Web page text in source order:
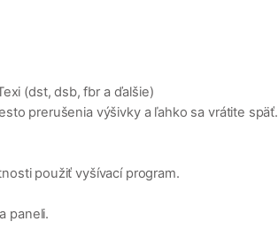
(dst, dsb, fbr a ďalšie)
prerušenia výšivky a ľahko sa vrátite späť.
použiť vyšívací program.
paneli.